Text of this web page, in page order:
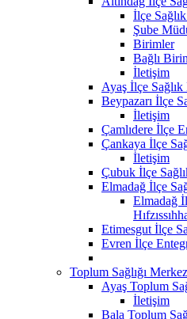
İlçe
Şube
Birimler
Bağlı
İletişim
Ayaş İlçe
Beypazarı İlçe
İletişim
Çamlıdere İlçe
Çankaya İlçe
İletişim
Çubuk İlçe
Elmadağ İlçe
Elmadağ
Etimesgut İlçe
Evren İlçe
Toplum Sağlığı
Ayaş Toplum
İletişim
Bala Toplum